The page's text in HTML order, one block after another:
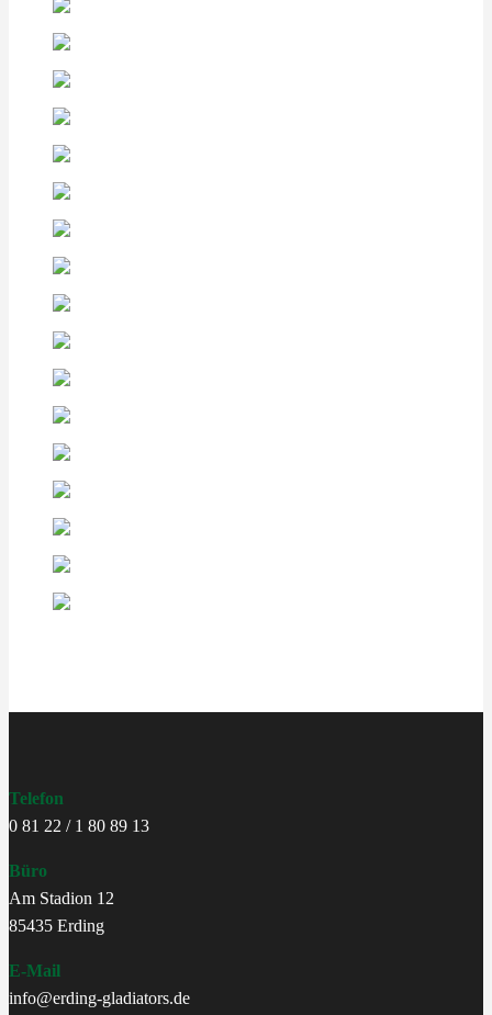
Telefon
0 81 22 / 1 80 89 13
Büro
Am Stadion 12
85435 Erding
E-Mail
info@erding-gladiators.de